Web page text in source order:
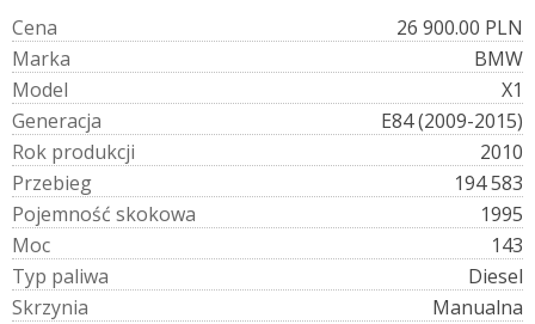
Cena
26 900.00 PLN
Marka
BMW
Model
X1
Generacja
E84 (2009-2015)
Rok produkcji
2010
Przebieg
194 583
Pojemność skokowa
1995
Moc
143
Typ paliwa
Diesel
Skrzynia
Manualna